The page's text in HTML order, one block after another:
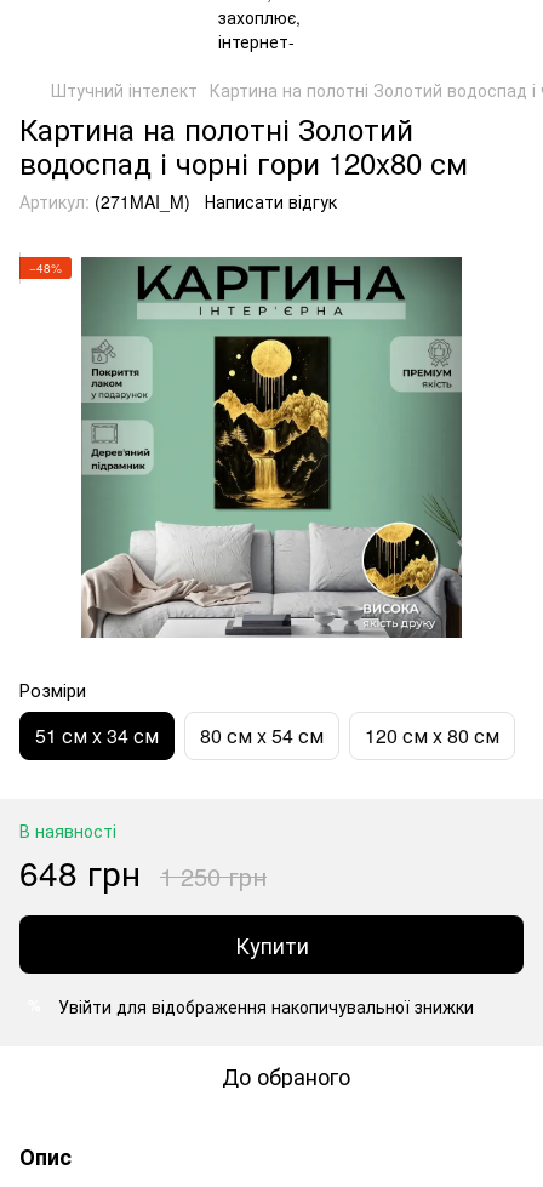
Штучний інтелект Картина на полотні Золотий водоспад
Картина на полотні Золотий
водоспад і чорні гори 120x80 см
Артикул: (271MAI_M) Написати відгук
−48%
Розміри
51 см x 34 см 80 см x 54 см 120 см x 80 см
В наявності
648 грн 1 250 грн
Купити
Увійти для відображення накопичувальної знижки
До обраного
Опис